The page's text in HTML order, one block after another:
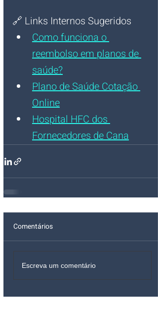
🔗 Links Internos Sugeridos
Como funciona o
reembolso em planos de
saúde?
Plano de Saúde Cotação
Online
Hospital HFC dos
Fornecedores de Cana
Comentários
Escreva um comentário